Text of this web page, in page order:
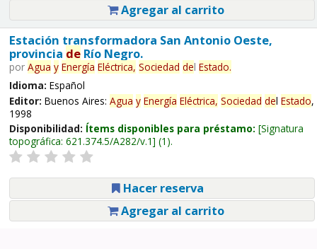
Agregar al carrito
Estación transformadora San Antonio Oeste,
provincia deRío Negro.
por Agua y Energía Eléctrica, Sociedad del Estado.
Idioma: Español
Editor: Buenos Aires: Agua y Energía Eléctrica, Sociedad del Estado,
1998
Disponibilidad: Ítems disponibles para préstamo: Signatura
topográfica: 621.374.5/A282/v.1 (1).
Hacer reserva
Agregar al carrito